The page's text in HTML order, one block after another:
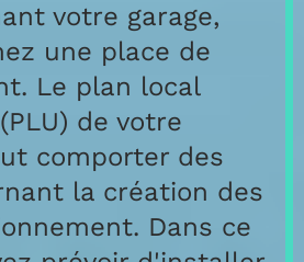
votre garage,
une place de
Le plan local
de votre
comporter des
la création des
Dans ce